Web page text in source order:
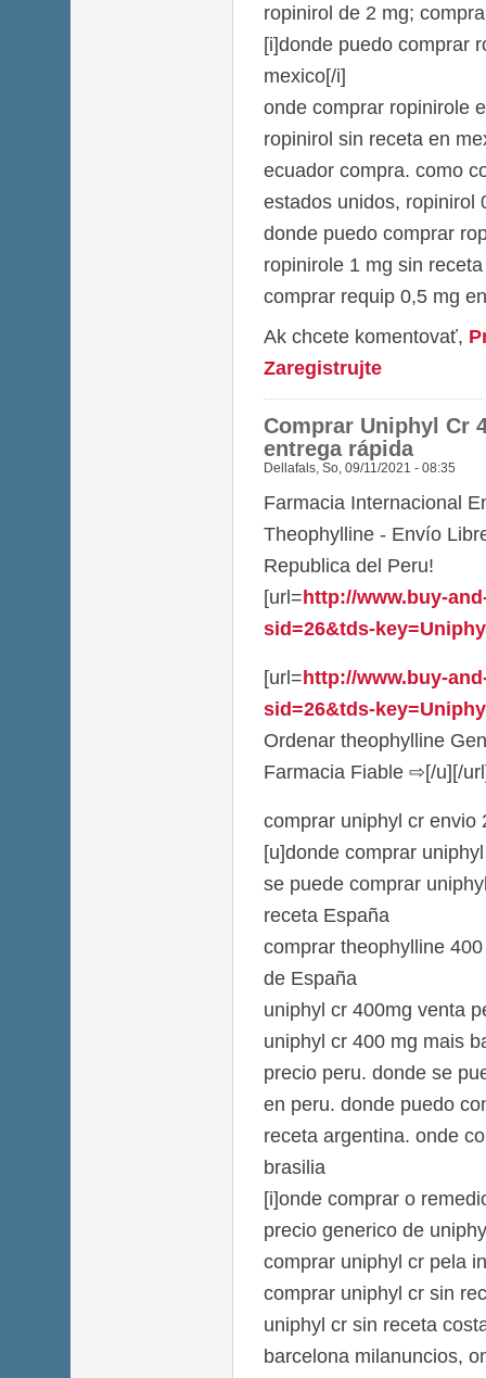
ropinirol de 2 mg;
[i]donde puedo comprar
mexico[/i]
onde comprar ropinirole
ropinirol sin receta en
ecuador compra. como
estados unidos, ropinirol
donde puedo comprar
ropinirole 1 mg sin
comprar requip 0,5 mg
Ak chcete komentovať,
Zaregistrujte
Comprar Uniphyl Cr
entrega rápida
Dellafals, So, 09/11/2021 - 08:35
Farmacia Internacional
Theophylline - Envío
Republica del Peru!
[url=http://www.buy-
sid=26&tds-
[url=http://www.buy-
sid=26&tds-
Ordenar theophylline
Farmacia Fiable ⇨[/u][/
comprar uniphyl cr envio
[u]donde comprar
se puede comprar
receta España
comprar theophylline
de España
uniphyl cr 400mg venta
uniphyl cr 400 mg mais
precio peru. donde se
en peru. donde puedo
receta argentina. onde
brasilia
[i]onde comprar o
precio generico de
comprar uniphyl cr pela
comprar uniphyl cr sin
uniphyl cr sin receta
barcelona milanuncios,